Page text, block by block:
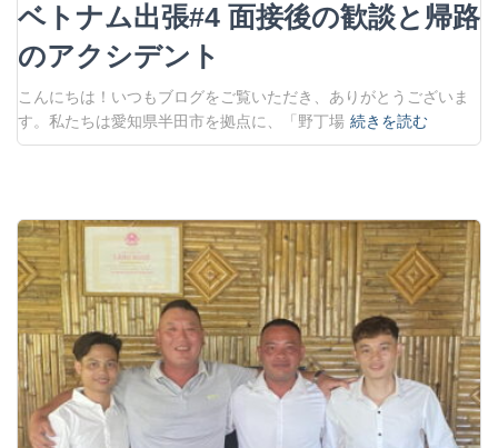
ベトナム出張#4 面接後の歓談と帰路
のアクシデント
こんにちは！いつもブログをご覧いただき、ありがとうございま
す。私たちは愛知県半田市を拠点に、「野丁場 続きを読む